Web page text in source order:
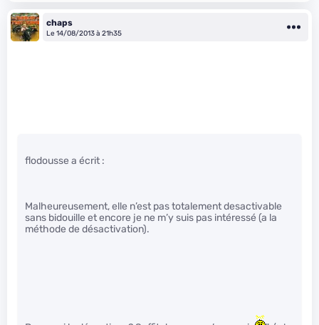
chaps
Le 14/08/2013 à 21h35
flodousse a écrit :
Malheureusement, elle n’est pas totalement desactivable
sans bidouille et encore je ne m’y suis pas intéressé (a la
méthode de désactivation).